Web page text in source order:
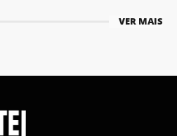
VER MAIS